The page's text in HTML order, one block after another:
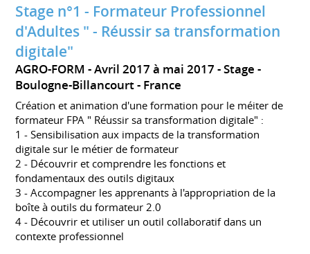
Stage n°1 - Formateur Professionnel
d'Adultes " - Réussir sa transformation
digitale"
AGRO-FORM Avril 2017 à mai 2017 Stage
Boulogne-Billancourt
France
Création et animation d'une formation pour le méiter de
formateur FPA " Réussir sa transformation digitale" :
1 - Sensibilisation aux impacts de la transformation
digitale sur le métier de formateur
2 - Découvrir et comprendre les fonctions et
fondamentaux des outils digitaux
3 - Accompagner les apprenants à l'appropriation de la
boîte à outils du formateur 2.0
4 - Découvrir et utiliser un outil collaboratif dans un
contexte professionnel